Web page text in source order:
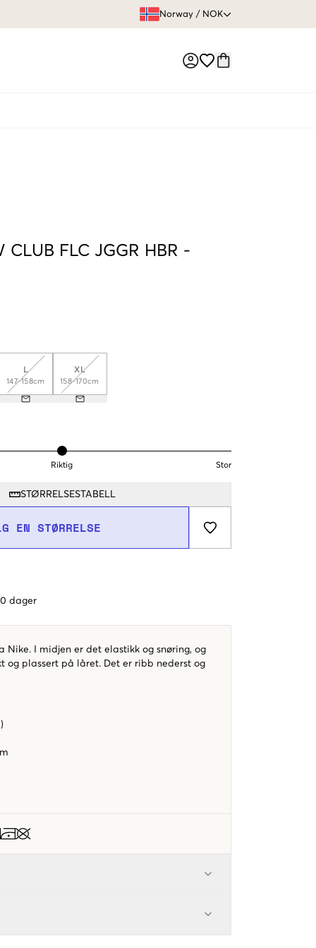
Norway / NOK
CLUB FLC JGGR HBR -
L
147-158cm
XL
158-170cm
Riktig Stor
STØRRELSESTABELL
EN STØRRELSE
dager
Nike. I midjen er det elastikk og snøring, og
og plassert på låret. Det er ribb nederst og